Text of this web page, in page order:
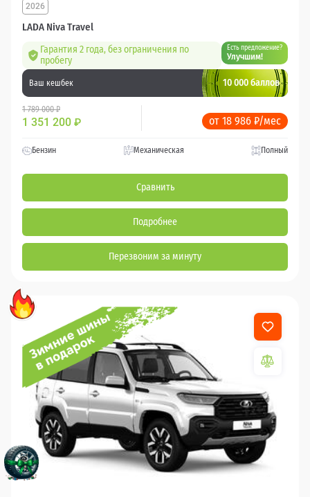
LADA Niva Travel
2026
Гарантия 2 года, без ограничения по
пробегу
Есть предложение?
Улучшим!
Ваш кешбек 10 000 баллов
1 789 000 ₽
1 351 200 ₽ от 18 986 ₽/мес
Бензин Механическая Полный
Сравнить
Подробнее
Перезвоним за минуту